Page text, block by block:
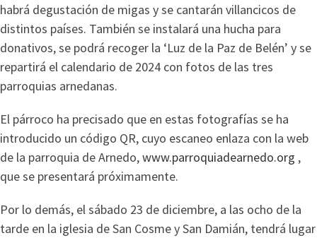
habrá degustación de migas y se cantarán villancicos de
distintos países. También se instalará una hucha para
donativos, se podrá recoger la ‘Luz de la Paz de Belén’ y se
repartirá el calendario de 2024 con fotos de las tres
parroquias arnedanas.
El párroco ha precisado que en estas fotografías se ha
introducido un código QR, cuyo escaneo enlaza con la web
de la parroquia de Arnedo,www.parroquiadearnedo.org ,
que se presentará próximamente.
Por lo demás, el sábado 23 de diciembre, a las ocho de la
tarde en la iglesia de San Cosme y San Damián, tendrá lugar